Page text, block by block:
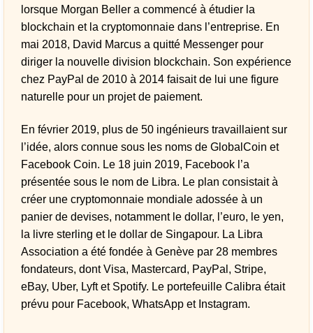
lorsque Morgan Beller a commencé à étudier la
blockchain et la cryptomonnaie dans l’entreprise. En
mai 2018, David Marcus a quitté Messenger pour
diriger la nouvelle division blockchain. Son expérience
chez PayPal de 2010 à 2014 faisait de lui une figure
naturelle pour un projet de paiement.
En février 2019, plus de 50 ingénieurs travaillaient sur
l’idée, alors connue sous les noms de GlobalCoin et
Facebook Coin. Le 18 juin 2019, Facebook l’a
présentée sous le nom de Libra. Le plan consistait à
créer une cryptomonnaie mondiale adossée à un
panier de devises, notamment le dollar, l’euro, le yen,
la livre sterling et le dollar de Singapour. La Libra
Association a été fondée à Genève par 28 membres
fondateurs, dont Visa, Mastercard, PayPal, Stripe,
eBay, Uber, Lyft et Spotify. Le portefeuille Calibra était
prévu pour Facebook, WhatsApp et Instagram.